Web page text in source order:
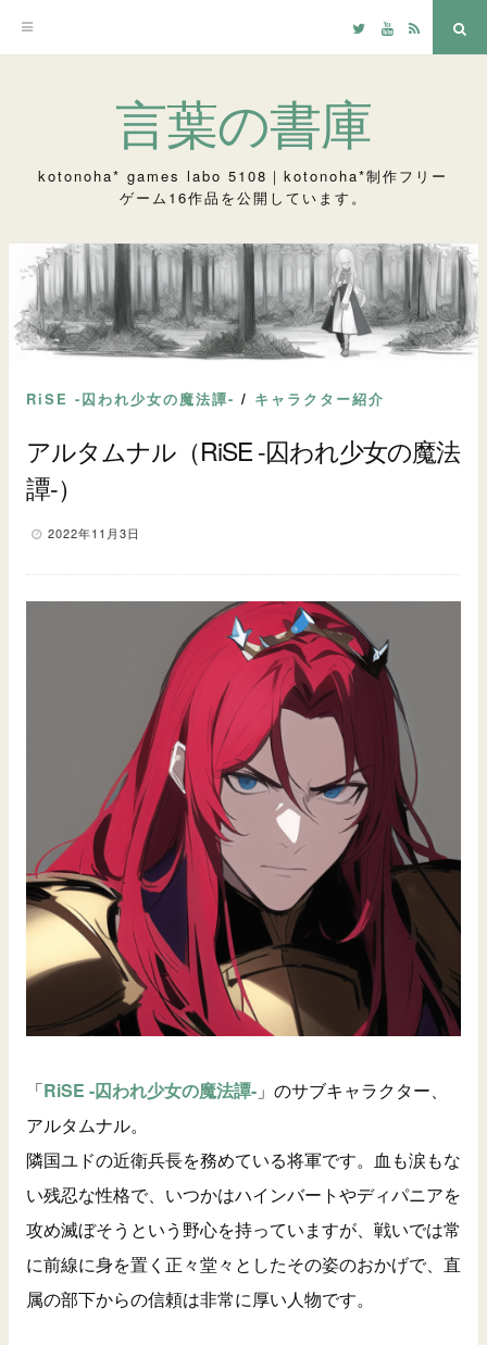
ツ
へ
ス
キ
TwitterYouTube
RSS
言葉の書庫
kotonoha* games labo 5108｜kotonoha*制作フリー
ゲーム16作品を公開しています。
RiSE -囚われ少女の魔法譚- / キャラクター紹介
アルタムナル（RiSE -囚われ少女の魔法
譚-）
2022年11月3日
「RiSE -囚われ少女の魔法譚- 」のサブキャラクター、
アルタムナル。
隣国ユドの近衛兵長を務めている将軍です。血も涙もな
い残忍な性格で、いつかはハインバートやディパニアを
攻め滅ぼそうという野心を持っていますが、戦いでは常
に前線に身を置く正々堂々としたその姿のおかげで、直
属の部下からの信頼は非常に厚い人物です。